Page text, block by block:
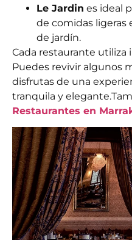
Le Jardin es ideal
de comidas
de jardín.
Cada restaurante utiliza
Puedes revivir algunos
disfrutas de una
tranquila y elegante.
Restaurantes en